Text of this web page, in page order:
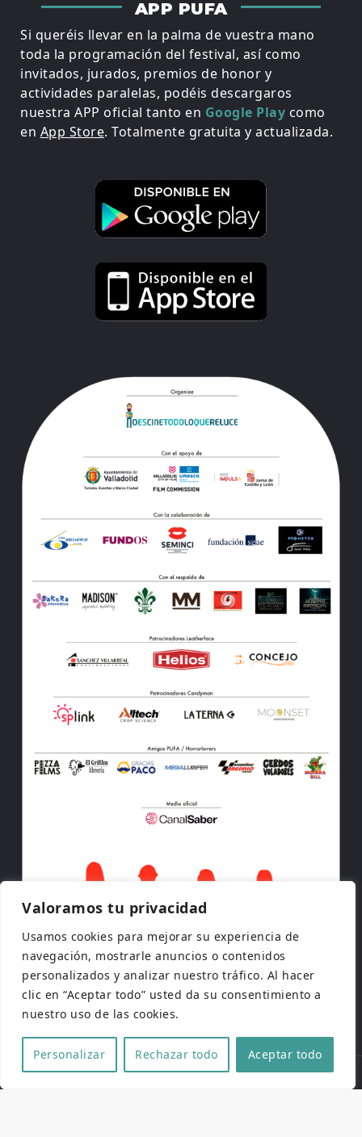
Valoramos tu privacidad
Usamos cookies para mejorar su experiencia de
navegación, mostrarle anuncios o contenidos
personalizados y analizar nuestro tráfico. Al hacer
clic en “Aceptar todo” usted da su consentimiento a
nuestro uso de las cookies.
Personalizar Rechazar todo Aceptar todo
APP PUFA
Si queréis llevar en la palma de vuestra mano
toda la programación del festival, así como
invitados, jurados, premios de honor y
actividades paralelas, podéis descargaros
nuestra APP oficial tanto en Google Play como
en App Store. Totalmente gratuita y actualizada.